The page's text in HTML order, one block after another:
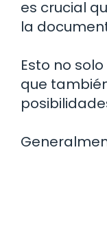
es crucial
la
Esto no
que